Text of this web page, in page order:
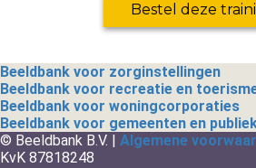
Bestel deze
Beeldbank voor zorginstellingen
Beeldbank voor recreatie en
Beeldbank voor woningcorporaties
Beeldbank voor gemeenten en
© Beeldbank B.V. | Algemene
KvK 87818248